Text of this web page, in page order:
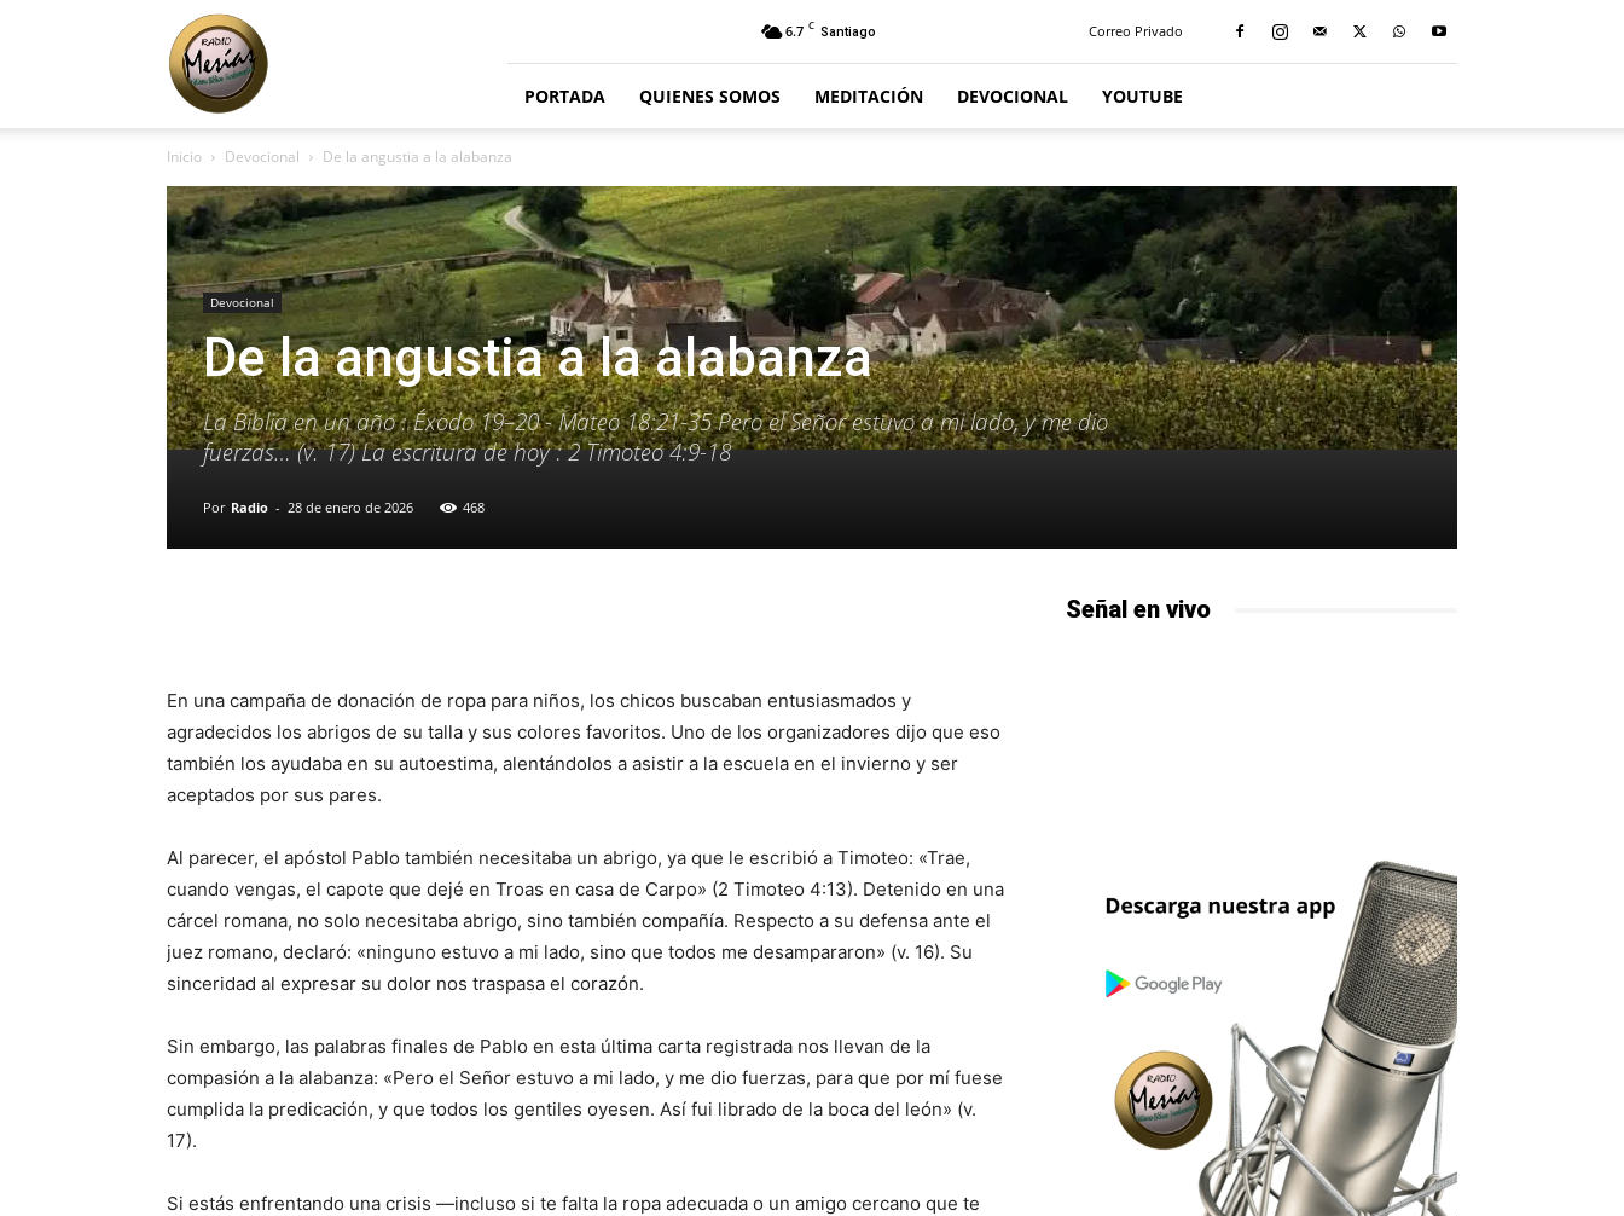
Radio
Mesías
6.7 C Santiago Correo Privado
PORTADA QUIENES SOMOS MEDITACIÓN DEVOCIONAL YOUTUBE
Inicio Devocional De la angustia a la alabanza
Devocional
De la angustia a la alabanza
La Biblia en un año : Éxodo 19–20 - Mateo 18:21-35 Pero el Señor estuvo a mi lado, y me dio
fuerzas… (v. 17) La escritura de hoy : 2 Timoteo 4:9-18
Por Radio - 28 de enero de 2026 468
En una campaña de donación de ropa para niños, los chicos buscaban entusiasmados y
agradecidos los abrigos de su talla y sus colores favoritos. Uno de los organizadores dijo que eso
también los ayudaba en su autoestima, alentándolos a asistir a la escuela en el invierno y ser
aceptados por sus pares.
Al parecer, el apóstol Pablo también necesitaba un abrigo, ya que le escribió a Timoteo: «Trae,
cuando vengas, el capote que dejé en Troas en casa de Carpo» (2 Timoteo 4:13). Detenido en una
cárcel romana, no solo necesitaba abrigo, sino también compañía. Respecto a su defensa ante el
juez romano, declaró: «ninguno estuvo a mi lado, sino que todos me desampararon» (v. 16). Su
sinceridad al expresar su dolor nos traspasa el corazón.
Sin embargo, las palabras finales de Pablo en esta última carta registrada nos llevan de la
compasión a la alabanza: «Pero el Señor estuvo a mi lado, y me dio fuerzas, para que por mí fuese
cumplida la predicación, y que todos los gentiles oyesen. Así fui librado de la boca del león» (v.
17).
Si estás enfrentando una crisis —incluso si te falta la ropa adecuada o un amigo cercano que te
Señal en vivo